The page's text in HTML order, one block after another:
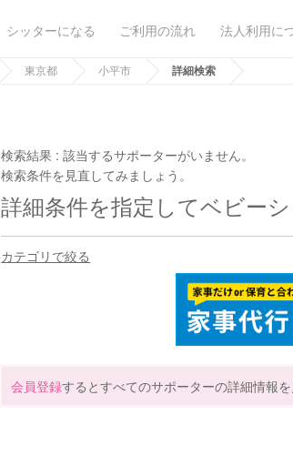
シッターになる ご利用の流れ 法人利用に
東京都 小平市 詳細検索
検索結果 :該当するサポーターがいません。
検索条件を見直してみましょう。
詳細条件を指定してベビー
カテゴリで絞る
会員登録するとすべてのサポーターの詳細情報